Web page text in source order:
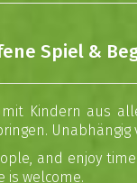
Spiel &
Kindern aus
Unabhängig
and enjoy
is welcome.